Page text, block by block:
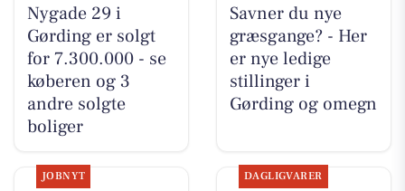
Nygade 29 i
Gørding er solgt
for 7.300.000 - se
køberen og 3
andre solgte
boliger
Savner du nye
græsgange? - Her
er nye ledige
stillinger i
Gørding og omegn
JOBNYT DAGLIGVARER